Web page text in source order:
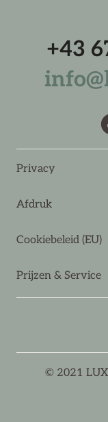
+43
Privacy
Afdruk
Cookiebeleid (EU)
Prijzen & Service
© 2021